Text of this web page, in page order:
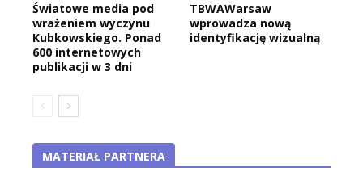
Światowe media pod
wrażeniem wyczynu
Kubkowskiego. Ponad
600 internetowych
publikacji w 3 dni
TBWAWarsaw
wprowadza nową
identyfikację wizualną
MATERIAŁ PARTNERA